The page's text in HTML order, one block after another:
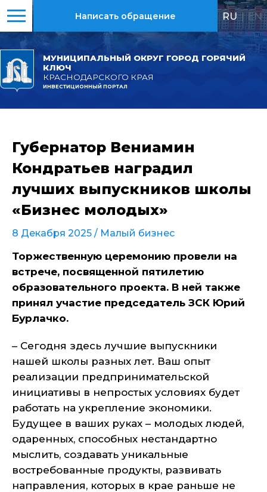
МУНИЦИПАЛЬНЫЙ ОКРУГ ГОРОД ГОРЯЧИЙ
КЛЮЧ
КРАСНОДАРСКОГО КРАЯ
ИНВЕСТИЦИОННЫЙ ПОРТАЛ
Написать обращение RU | EN
Губернатор Вениамин
Кондратьев наградил
лучших выпускников школы
«Бизнес молодых»
8 Декабря 2025 / Малый бизнес
Торжественную церемонию провели на
встрече, посвященной пятилетию
образовательного проекта. В ней также
принял участие председатель ЗСК Юрий
Бурлачко.
– Сегодня здесь лучшие выпускники
нашей школы разных лет. Ваш опыт
реализации предпринимательской
инициативы в непростых условиях будет
работать на укрепление экономики.
Будущее в ваших руках – молодых людей,
одаренных, способных нестандартно
мыслить, создавать уникальные
востребованные продукты, развивать
направления, которых в крае раньше не